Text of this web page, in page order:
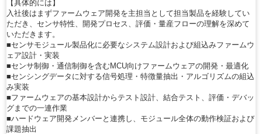
【具体的には】
入社後はまずファームウェア開発を主担当として担当製品を経験してい
ただき、センサ特性、開発プロセス、評価・量産フローの理解を深めて
いただきます。
■センサモジュール製品化に必要なシステム設計および組込みファームウ
ェア設計・実装
■センサ制御・通信制御を含むMCU向けファームウェアの開発・最適化
■センシングデータに対する信号処理・特徴量抽出・アルゴリズムの組込
み実装
■ファームウェアの基本設計からテスト設計、結合テスト、評価・デバッ
グまでの一連作業
■ハードウェア開発メンバーと連携し、モジュール全体の動作検証および
課題抽出